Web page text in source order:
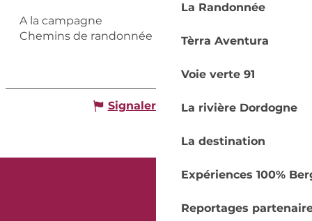
La Randonnée
Tèrra Aventura
Voie verte 91
La rivière Dordogne
La destination
Expériences 100%
Reportages
A la campagne
Chemins de randonnée
Signaler une erreur